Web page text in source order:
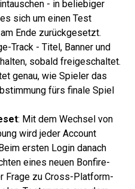
- in beliebiger
sich um einen Test
Ende zurückgesetzt.
Track - Titel, Banner und
sobald freigeschaltet.
genau, wie Spieler das
fürs finale Spiel
: Mit dem Wechsel von
wird jeder Account
ersten Login danach
eines neuen Bonfire-
Frage zu Cross-Platform-